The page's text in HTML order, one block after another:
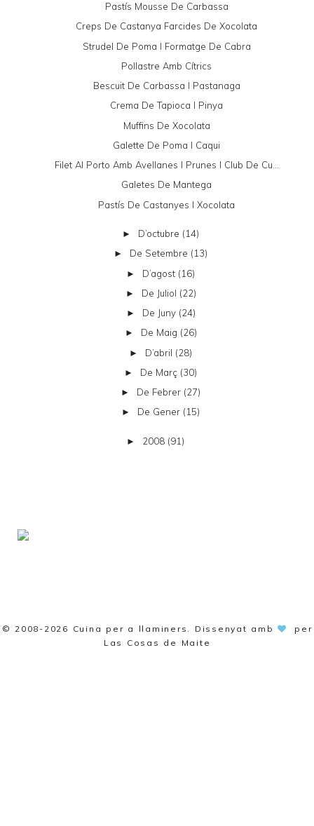
Pastís Mousse De Carbassa
Creps De Castanya Farcides De Xocolata
Strudel De Poma I Formatge De Cabra
Pollastre Amb Cítrics
Bescuit De Carbassa I Pastanaga
Crema De Tapioca I Pinya
Muffins De Xocolata
Galette De Poma I Caqui
Filet Al Porto Amb Avellanes I Prunes I Club De Cu...
Galetes De Mantega
Pastís De Castanyes I Xocolata
► D’octubre (14)
► De Setembre (13)
► D’agost (16)
► De Juliol (22)
► De Juny (24)
► De Maig (26)
► D’abril (28)
► De Març (30)
► De Febrer (27)
► De Gener (15)
► 2008 (91)
© 2008-2026 Cuina per a llaminers . Dissenyat amb
per
Las Cosas de Maite